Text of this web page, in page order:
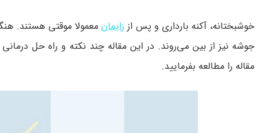
خوشبختانه، آکنه بارداری و پس از زایمانمعمولا موقتی هستند.
جوشه نیز از بین می‌روند. در این مقاله چند نکته و راه حل
مقاله را مطالعه بفرمایید.